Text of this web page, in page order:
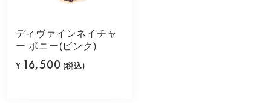
ディヴァインネイチャ
ー ポニー(ピンク)
¥ 16,500 (税込)